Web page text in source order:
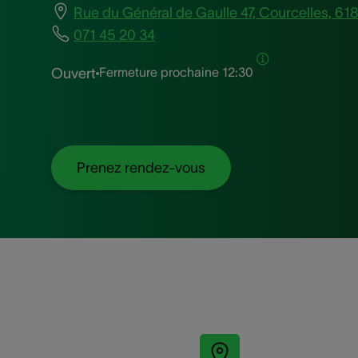
Rue du Général de Gaulle 47, Courcelles,
071 45 20 34
Ouvert Fermeture prochaine 12:30
Prenez rendez-vous